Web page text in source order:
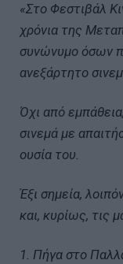
«Στο Φεστιβάλ
χρόνια της
συνώνυμο όσων
ανεξάρτητο
Όχι από
σινεμά με
ουσία του.
Έξι σημεία,
και, κυρίως, τις
1. Πήγα στο